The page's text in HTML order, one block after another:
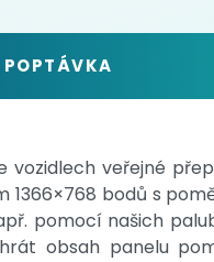
POPTÁVKA
vozidlech veřejné
bodů s
pomocí našich
obsah panelu